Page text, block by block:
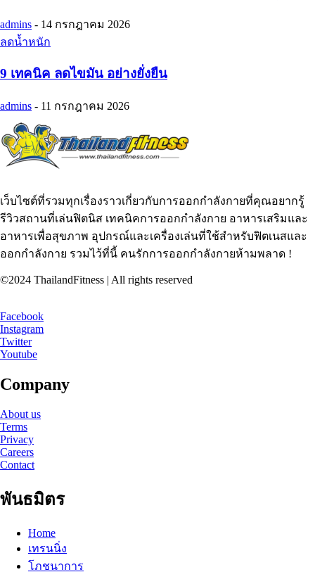
admins - 14 กรกฎาคม 2026
ลดน้ำหนัก
9 เทคนิค ลดไขมัน อย่างยั่งยืน
admins - 11 กรกฎาคม 2026
เว็บไซต์ที่รวมทุกเรื่องราวเกี่ยวกับการออกกำลังกายที่คุณอยากรู้
รีวิวสถานที่เล่นฟิตนิส เทคนิคการออกกำลังกาย อาหารเสริมและ
อาหารเพื่อสุขภาพ อุปกรณ์และเครื่องเล่นที่ใช้สำหรับฟิตเนสและ
ออกกำลังกาย รวมไว้ที่นี้ คนรักการออกกำลังกายห้ามพลาด !
©2024 ThailandFitness | All rights reserved
Facebook
Instagram
Twitter
Youtube
Company
About us
Terms
Privacy
Careers
Contact
พันธมิตร
Home
เทรนนิ่ง
โภชนาการ